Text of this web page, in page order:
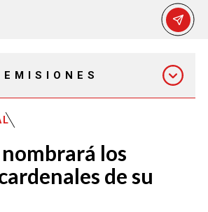
EMISIONES
EXPRESS
EMISIÓN 12:30 PM los
de su